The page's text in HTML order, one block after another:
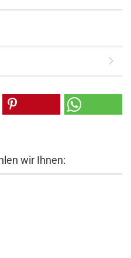
wir Ihnen: